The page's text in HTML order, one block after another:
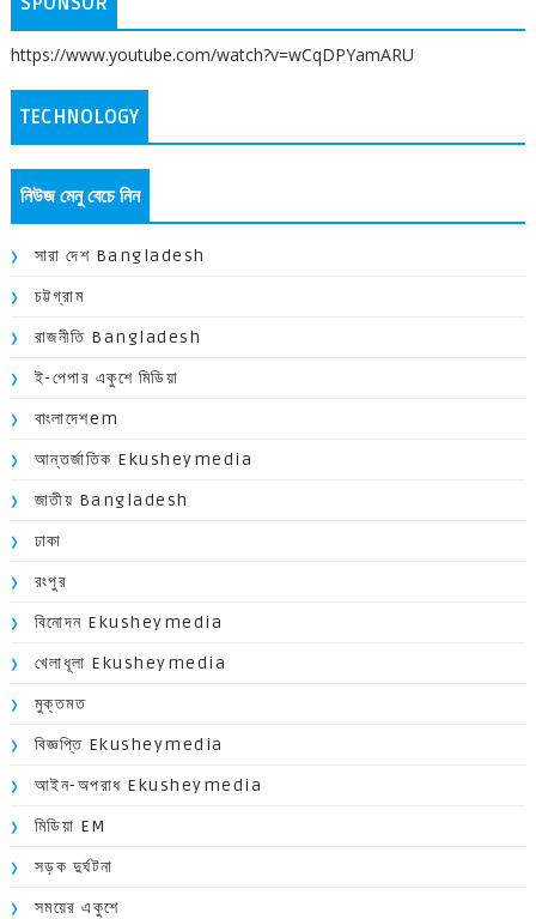
https://www.youtube.com/watch?v=wCqDPYamARU
TECHNOLOGY
নিউজ মেনু বেচে নিন
সারা দেশ Bangladesh
চট্টগ্রাম
রাজনীতি Bangladesh
ই-পেপার একুশে মিডিয়া
বাংলাদেশem
আন্তর্জাতিক Ekusheymedia
জাতীয় Bangladesh
ঢাকা
রংপুর
বিনোদন Ekusheymedia
খেলাধূলা Ekusheymedia
মুক্তমত
বিজ্ঞপ্তি Ekusheymedia
আইন-অপরাধ Ekusheymedia
মিডিয়া EM
সড়ক দুর্ঘটনা
সময়ের একুশে